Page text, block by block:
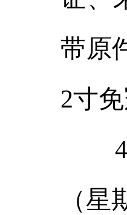
带原
2寸
4.
（